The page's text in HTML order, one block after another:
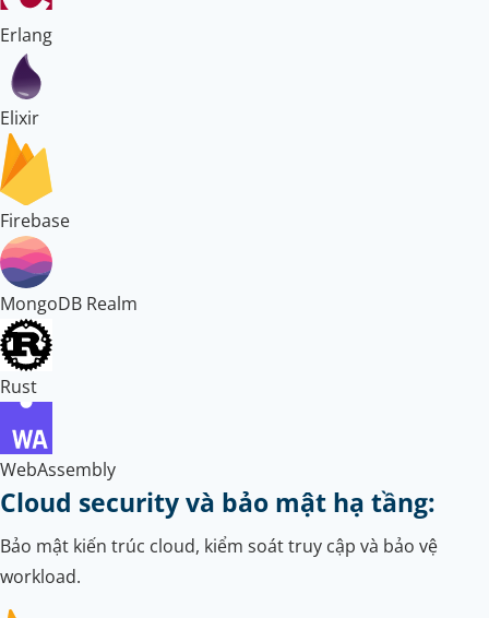
Erlang
Elixir
Firebase
MongoDB Realm
Rust
WebAssembly
Cloud security và bảo mật hạ tầng:
Bảo mật kiến trúc cloud, kiểm soát truy cập và bảo vệ
workload.